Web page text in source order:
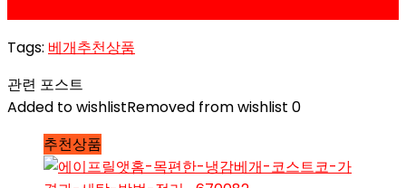
Tags: 베개추천상품
관련 포스트
Added to wishlistRemoved from wishlist 0
추천상품